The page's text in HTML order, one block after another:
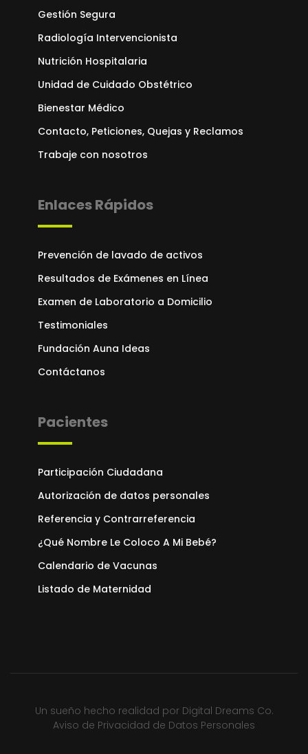
Gestión Segura
Radiología Intervencionista
Nutrición Hospitalaria
Unidad de Cuidado Obstétrico
Bienestar Médico
Contacto, Peticiones, Quejas y Reclamos
Trabaje con nosotros
Enlaces Rápidos
Prevención de lavado de activos
Resultados de Exámenes en Línea
Examen de Laboratorio a Domicilio
Testimoniales
Fundación Auna Ideas
Contáctanos
Pacientes
Participación Ciudadana
Autorización de datos personales
Referencia y Contrarreferencia
¿Qué Nombre Le Coloco A Mi Bebé?
Calendario de Vacunas
Listado de Maternidad
Un sueño hecho realidad por Digital Dreams Co.
Aviso de Privacidad de Datos Personales